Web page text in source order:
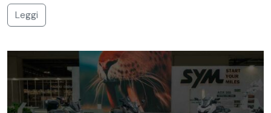
Leggi